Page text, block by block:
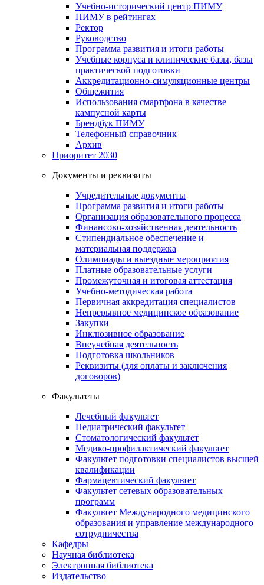
Учебно-исторический центр ПИМУ
ПИМУ в рейтингах
Ректор
Руководство
Программа развития и итоги работы
Учебные корпуса и клинические базы, базы
практической подготовки
Аккредитационно-симуляционные центры
Общежития
Использования смартфона в качестве
кампусной карты
Брендбук ПИМУ
Телефонный справочник
Архив
Приоритет 2030
Документы и реквизиты
Учредительные документы
Программа развития и итоги работы
Организация образовательного процесса
Финансово-хозяйственная деятельность
Стипендиальное обеспечение и
материальная поддержка
Олимпиады и выездные мероприятия
Платные образовательные услуги
Промежуточная и итоговая аттестация
Учебно-методическая работа
Первичная аккредитация специалистов
Непрерывное медицинское образование
Закупки
Инклюзивное образование
Внеучебная деятельность
Подготовка школьников
Реквизиты (для оплаты и заключения
договоров)
Факультеты
Лечебный факультет
Педиатрический факультет
Стоматологический факультет
Медико-профилактический факультет
Факультет подготовки специалистов высшей
квалификации
Фармацевтический факультет
Факультет сетевых образовательных
программ
Факультет Международного медицинского
образования и управление международного
сотрудничества
Кафедры
Научная библиотека
Электронная библиотека
Издательство